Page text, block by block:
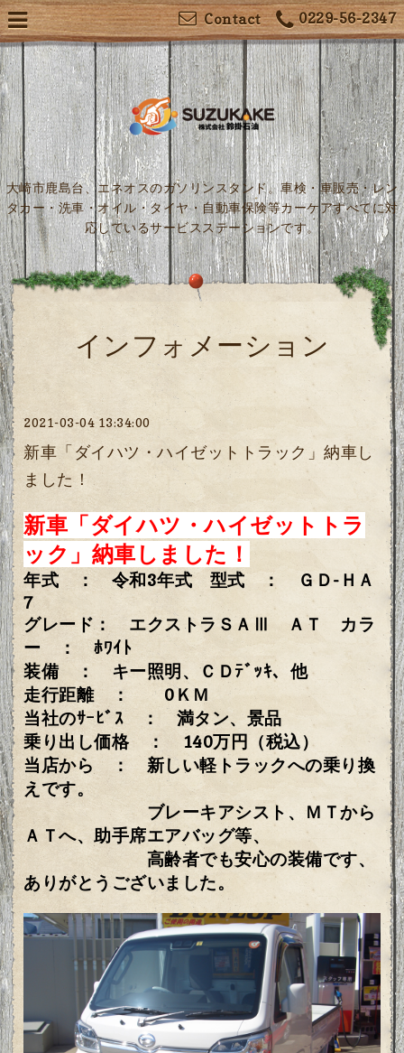
0229-56-2347
Contact
大崎市鹿島台、エネオスのガソリンスタンド。車検・車販売・レン
タカー・洗車・オイル・タイヤ・自動車保険等カーケアすべてに対
応しているサービスステーションです。
インフォメーション
2021-03-04 13:34:00
新車「ダイハツ・ハイゼットトラック」納車し
ました！
新車「ダイハツ・ハイゼットトラ
ック」納車しました！
年式 ： 令和3年式 型式 ： ＧＤ-ＨＡ
7
グレード： エクストラＳＡⅢ ＡＴ カラ
ー ： ﾎﾜｲﾄ
装備 ： キー照明、ＣＤﾃﾞｯｷ、他
走行距離 ： 0ＫＭ
当社のｻｰﾋﾞｽ ： 満タン、景品
乗り出し価格 ： 140万円（税込）
当店から ： 新しい軽トラックへの乗り換
えです。
ブレーキアシスト、ＭＴから
ＡＴへ、助手席エアバッグ等、
高齢者でも安心の装備です、
ありがとうございました。